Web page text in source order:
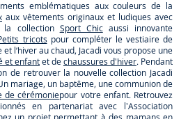
emblématiques aux couleurs de la
aux vêtements originaux et ludiques avec
la collection Sport Chicaussi innovante
tricotspour compléter le vestiaire de
l’hiver au chaud, Jacadi vous propose une
et enfantet dechaussures d'hiver. Pendant
de retrouver la nouvelle collection Jacadi
mariage, un baptême, une communion de
de cérémoniepour votre enfant. Retrouvez
en partenariat avec l'Association